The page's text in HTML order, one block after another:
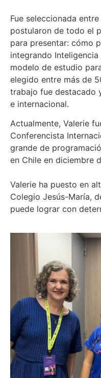
Fue seleccionada
postularon de todo el
para presentar: cómo
integrando
modelo de estudio
elegido entre más de
trabajo fue destacado
e internacional.
Actualmente, Valerie
Conferencista
grande de
en Chile en diciembre
Valerie ha puesto en
Colegio Jesús-María,
puede lograr con